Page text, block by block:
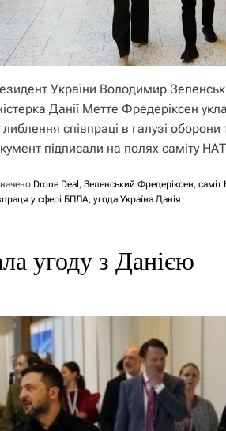
України Володимир
Данії Метте Фредеріксен
співпраці в галузі
підписали на полях саміту
Drone Deal ,Зеленський Фредеріксен,
у сфері БПЛА,угода Україна Данія
угоду з Данією